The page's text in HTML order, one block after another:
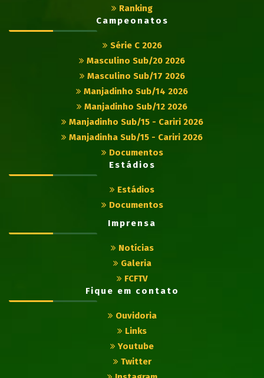
Ranking
Campeonatos
Série C 2026
Masculino Sub/20 2026
Masculino Sub/17 2026
Manjadinho Sub/14 2026
Manjadinho Sub/12 2026
Manjadinho Sub/15 - Cariri 2026
Manjadinha Sub/15 - Cariri 2026
Documentos
Estádios
Estádios
Documentos
Imprensa
Notícias
Galeria
FCFTV
Fique em contato
Ouvidoria
Links
Youtube
Twitter